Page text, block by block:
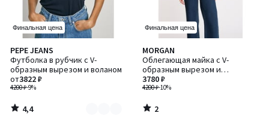
Финальная цена
PEPE JEANS
Футболка в рубчик с V-
образным вырезом и воланом
4200 ₽-9%
от3822 ₽
4,4
/ 5
Количество
цветов:
2
4,4
/
Финальная цена
MORGAN
Облегающая майка с V-
образным вырезом и
эффектом запаха,
разноцветная
4200 ₽-10%
3780 ₽
2
/
5
2
/